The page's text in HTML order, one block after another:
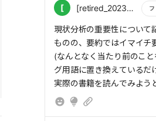
検討していく。
4.ターゲットの購買プロセ
社のマーケティング活動の
と」と「できていないこと
トルネックをみつける。
5.継続的に成果を出すため
追う施策」と「中長期的に
[ [retired_20230101013851]+中野 佑志
もっと読む
現状分析の重要性について
ものの、要約ではイマイチ
(なんとなく当たり前のこ
グ用語に置き換えているだ
実際の書籍を読んでみよう